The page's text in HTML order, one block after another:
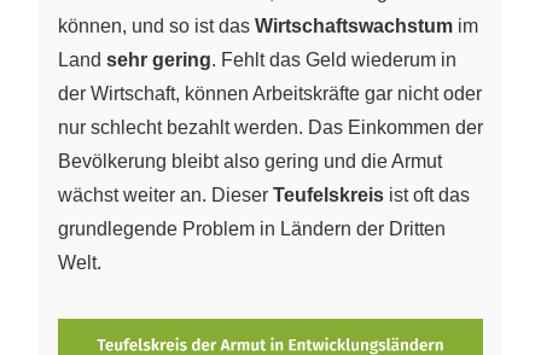
können, und so ist das Wirtschaftswachstum im
Land sehr gering. Fehlt das Geld wiederum in
der Wirtschaft, können Arbeitskräfte gar nicht oder
nur schlecht bezahlt werden. Das Einkommen der
Bevölkerung bleibt also gering und die Armut
wächst weiter an. Dieser Teufelskreis ist oft das
grundlegende Problem in Ländern der Dritten
Welt.